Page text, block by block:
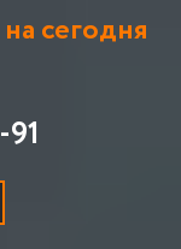
сегодня